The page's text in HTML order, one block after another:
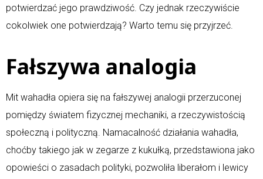
potwierdzać jego prawdziwość. Czy jednak rzeczywiście
cokolwiek one potwierdzają? Warto temu się przyjrzeć.
Fałszywa analogia
Mit wahadła opiera się na fałszywej analogii przerzuconej
pomiędzy światem fizycznej mechaniki, a rzeczywistością
społeczną i polityczną. Namacalność działania wahadła,
choćby takiego jak w zegarze z kukułką, przedstawiona jako
opowieści o zasadach polityki, pozwoliła liberałom i lewicy